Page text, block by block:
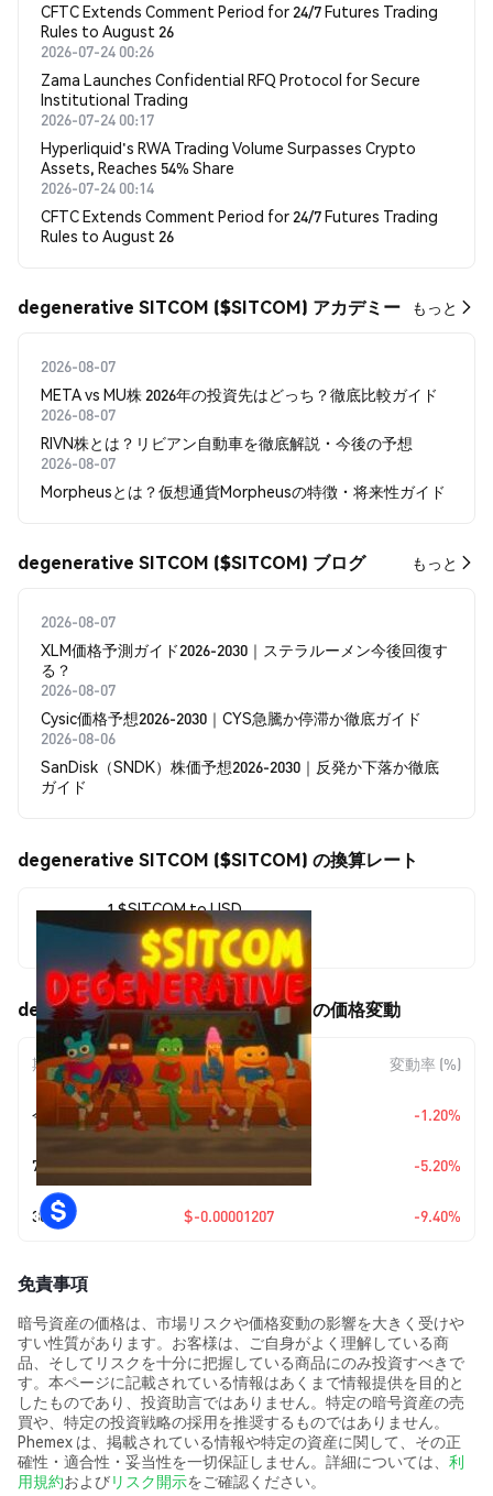
CFTC Extends Comment Period for 24/7 Futures Trading
Rules to August 26
2026-07-24 00:26
Zama Launches Confidential RFQ Protocol for Secure
Institutional Trading
2026-07-24 00:17
Hyperliquid's RWA Trading Volume Surpasses Crypto
Assets, Reaches 54% Share
2026-07-24 00:14
CFTC Extends Comment Period for 24/7 Futures Trading
Rules to August 26
degenerative SITCOM ($SITCOM) アカデミー もっと
2026-08-07
META vs MU株 2026年の投資先はどっち？徹底比較ガイド
2026-08-07
RIVN株とは？リビアン自動車を徹底解説・今後の予想
2026-08-07
Morpheusとは？仮想通貨Morpheusの特徴・将来性ガイド
degenerative SITCOM ($SITCOM) ブログ もっと
2026-08-07
XLM価格予測ガイド2026-2030｜ステラルーメン今後回復す
る？
2026-08-07
Cysic価格予想2026-2030｜CYS急騰か停滞か徹底ガイド
2026-08-06
SanDisk（SNDK）株価予想2026-2030｜反発か下落か徹底
ガイド
degenerative SITCOM ($SITCOM) の換算レート
1 $SITCOM to USD
$0.00011633
degenerative SITCOM ($SITCOM) の価格変動
期間 金額変動 変動率 (%)
今日 $-0.00000141 -1.20%
7日 $-0.00000638 -5.20%
30日 $-0.00001207 -9.40%
免責事項
暗号資産の価格は、市場リスクや価格変動の影響を大きく受けや
すい性質があります。お客様は、ご自身がよく理解している商
品、そしてリスクを十分に把握している商品にのみ投資すべきで
す。本ページに記載されている情報はあくまで情報提供を目的と
したものであり、投資助言ではありません。特定の暗号資産の売
買や、特定の投資戦略の採用を推奨するものではありません。
Phemex は、掲載されている情報や特定の資産に関して、その正
確性・適合性・妥当性を一切保証しません。詳細については、 利
用規約およびリスク開示をご確認ください。